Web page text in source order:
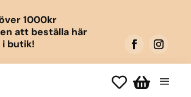
1000kr
att beställa här
butik!
 